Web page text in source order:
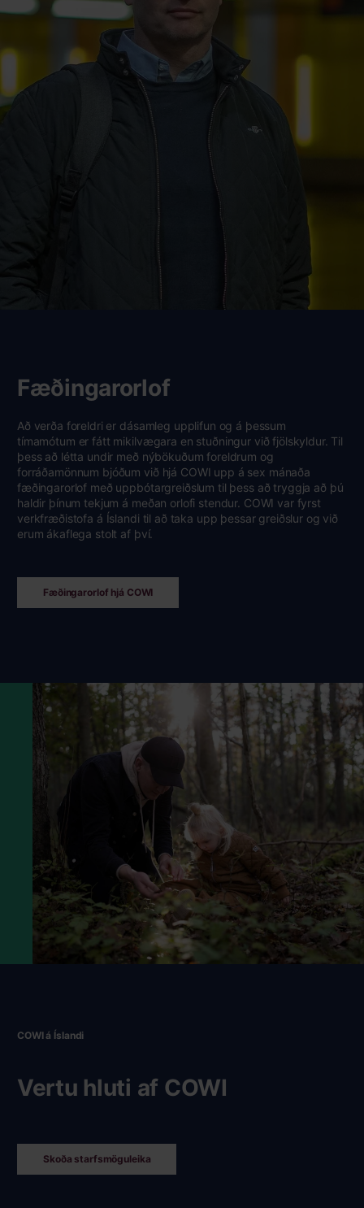
Fæðingarorlof
Að verða foreldri er dásamleg upplifun og á þessum
tímamótum er fátt mikilvægara en stuðningur við fjölskyldur. Til
þess að létta undir með nýbökuðum foreldrum og
forráðamönnum bjóðum við hjá COWI upp á sex mánaða
fæðingarorlof með uppbótargreiðslum til þess að tryggja að þú
haldir þínum tekjum á meðan orlofi stendur. COWI var fyrst
verkfræðistofa á Íslandi til að taka upp þessar greiðslur og við
erum ákaflega stolt af því.
Fæðingarorlof hjá COWI
COWI á Íslandi
Vertu hluti af COWI
Skoða starfsmöguleika